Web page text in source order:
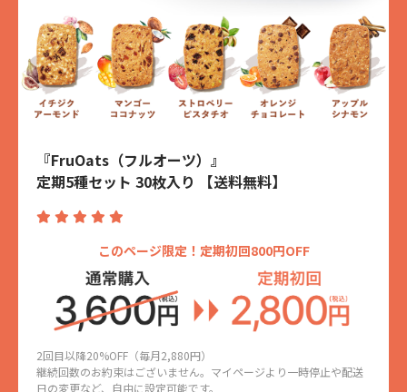
『FruOats（フルオーツ）』
定期5種セット 30枚入り 【送料無料】
このページ限定！定期初回800円OFF
2回目以降20%OFF（毎月2,880円）
継続回数のお約束はございません。マイページより一時停止や配送
日の変更など、自由に設定可能です。